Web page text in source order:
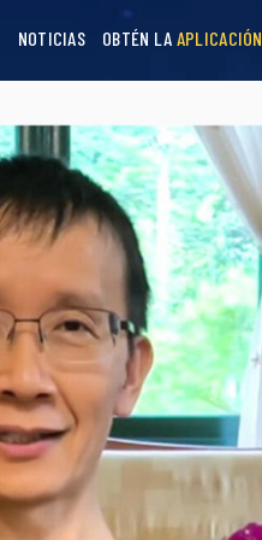
NOTICIAS OBTÉN LA APLICACIÓN